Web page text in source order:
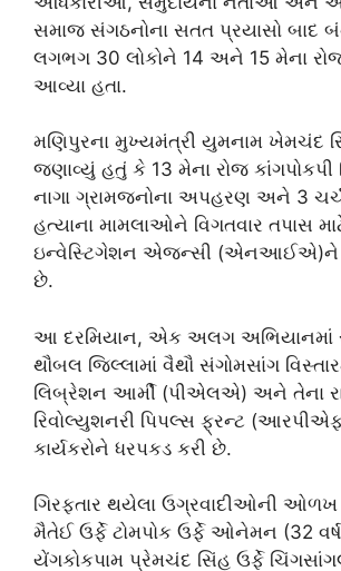
સમાજ સંગઠનોના સતત પ્રયાસો બાદ
લગભગ 30 લોકોને 14 અને 15 મેના
આવ્યા હતા.
મણિપુરના મુખ્યમંત્રી યુમનામ ખેમચંદ
જણાવ્યું હતું કે 13 મેના રોજ કાંગપોકપી
નાગા ગ્રામજનોના અપહરણ અને 3
હત્યાના મામલાઓને વિગતવાર તપાસ
ઇન્વેસ્ટિગેશન એજન્સી (એનઆઈએ)ને
છે.
આ દરમિયાન, એક અલગ અભિયાનમાં
થૌબલ જિલ્લામાં વૈથૌ સંગોમસાંગ
લિબ્રેશન આર્મી (પીએલએ) અને તેના
રિવોલ્યુશનરી પિપલ્સ ફ્રન્ટ
કાર્યકરોને ધરપકડ કરી છે.
ગિરફતાર થયેલા ઉગ્રવાદીઓની
મૈતેઈ ઉર્ફે ટોમપોક ઉર્ફે ઓનેમન (32
યેંગકોકપામ પ્રેમચંદ સિંહ ઉર્ફે